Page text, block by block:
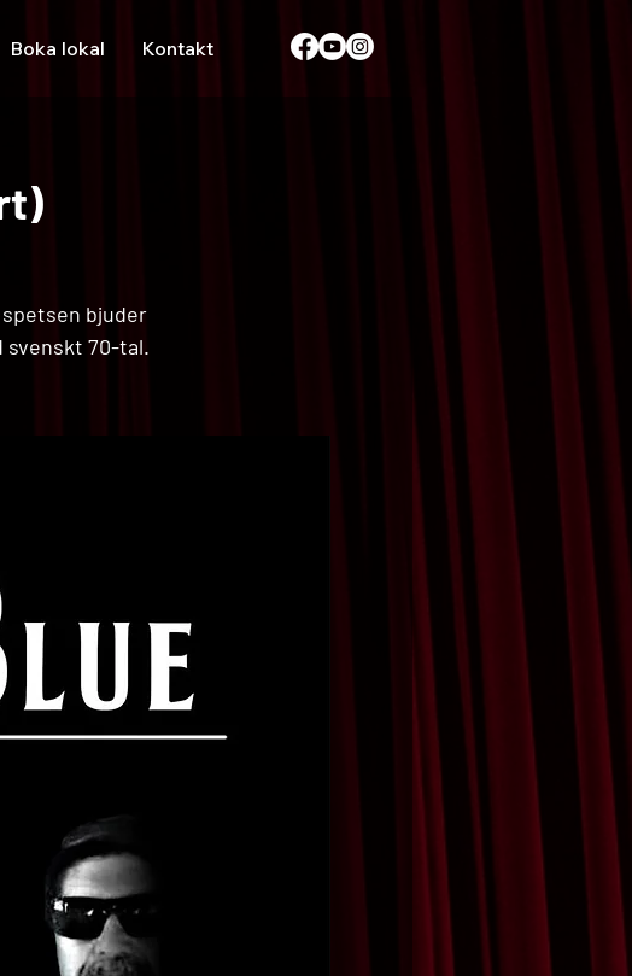
Boka lokal Kontakt
spetsen bjuder
svenskt 70-tal.